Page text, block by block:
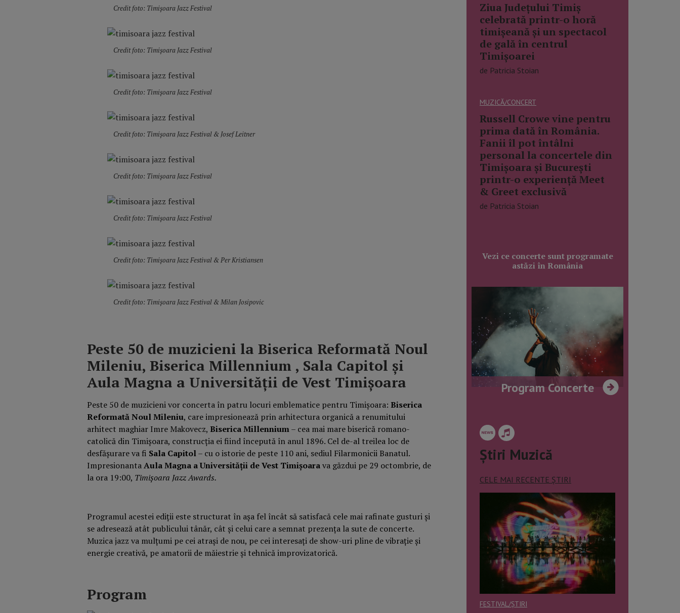
Credit foto: Timișoara Jazz Festival
Credit foto: Timișoara Jazz Festival
Credit foto: Timișoara Jazz Festival
Credit foto: Timișoara Jazz Festival & Josef Leitner
Credit foto: Timișoara Jazz Festival
Credit foto: Timișoara Jazz Festival
Credit foto: Timișoara Jazz Festival & Per Kristiansen
Credit foto: Timișoara Jazz Festival & Milan Josipovic
Peste 50 de muzicieni la Biserica Reformată Noul
Mileniu, Biserica Millennium , Sala Capitol și
Aula Magna a Universității de Vest Timișoara
Peste 50 de muzicieni vor concerta în patru locuri emblematice pentru Timișoara: Biserica
Reformată Noul Mileniu, care impresionează prin arhitectura organică a renumitului
arhitect maghiar Imre Makovecz, Biserica Millennium– cea mai mare biserică romano-
catolică din Timișoara, construcția ei fiind începută în anul 1896. Cel de-al treilea loc de
desfășurare va fi Sala Capitol– cu o istorie de peste 110 ani, sediul Filarmonicii Banatul.
ImpresionantaAula Magna aUniversității de Vest Timișoarava găzdui pe 29 octombrie, de
la ora 19:00, Timișoara Jazz Awards.
Programul acestei ediții este structurat în așa fel încât să satisfacă cele mai rafinate gusturi și
se adresează atât publicului tânăr, cât și celui care a semnat prezența la sute de concerte.
Muzica jazz va mulțumi pe cei atrași de nou, pe cei interesați de show-uri pline de vibrație și
energie creativă, pe amatorii de măiestrie și tehnică improvizatorică.
Program
Ziua Județului Timiș
celebrată printr-o horă
timișeană și un spectacol
de gală în centrul
Timișoarei
de Patricia Stoian
MUZICĂ/CONCERT
Russell Crowe vine pentru
prima dată în România.
Fanii îl pot întâlni
personal la concertele din
Timișoara și București
printr-o experiență Meet
& Greet exclusivă
de Patricia Stoian
Vezi ce concerte sunt programate
astăzi în România
Program Concerte
Știri Muzică
CELE MAI RECENTE ȘTIRI
FESTIVAL/ȘTIRI